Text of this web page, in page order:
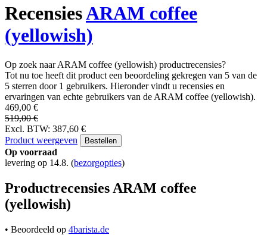
RecensiesARAM coffee
(yellowish)
Op zoek naar ARAM coffee (yellowish) productrecensies?
Tot nu toe heeft dit product een beoordeling gekregen van 5 van de
5 sterren door 1 gebruikers. Hieronder vindt u recensies en
ervaringen van echte gebruikers van de ARAM coffee (yellowish).
469,00 €
519,00 €
Excl. BTW: 387,60 €
Product weergeven
Bestellen
Op voorraad
levering op 14.8. (bezorgopties)
Productrecensies ARAM coffee
(yellowish)
• Beoordeeld op 4barista.de